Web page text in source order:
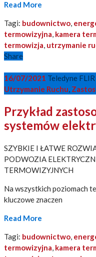
Read More
Tagi: budownictwo,
termowizyjna, kamera
termowizja, utrzymanie
Share
16/07/2021 Teledyne FLIR
Utrzymanie Ruchu,
Przykład
systemów
SZYBKIE I ŁATWE
PODWOZIA
TERMOWIZYJNYCH
Na wszystkich poziomach
kluczowe znaczen
Read More
Tagi: budownictwo,
termowizyjna, kamera